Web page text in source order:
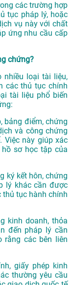
các trường hợp
tục pháp lý, hoặc
vụ này với chất
ứng nhu cầu cấp
chứng?
nhiều loại tài liệu,
các thủ tục chính
tài liệu phổ biến
bảng điểm, chứng
và công chứng
Việc này giúp xác
sơ học tập của
ký kết hôn, chứng
lý khác cần được
tục hành chính
kinh doanh, thỏa
đến pháp lý cần
rằng các bên liên
giấy phép kinh
thường yêu cầu